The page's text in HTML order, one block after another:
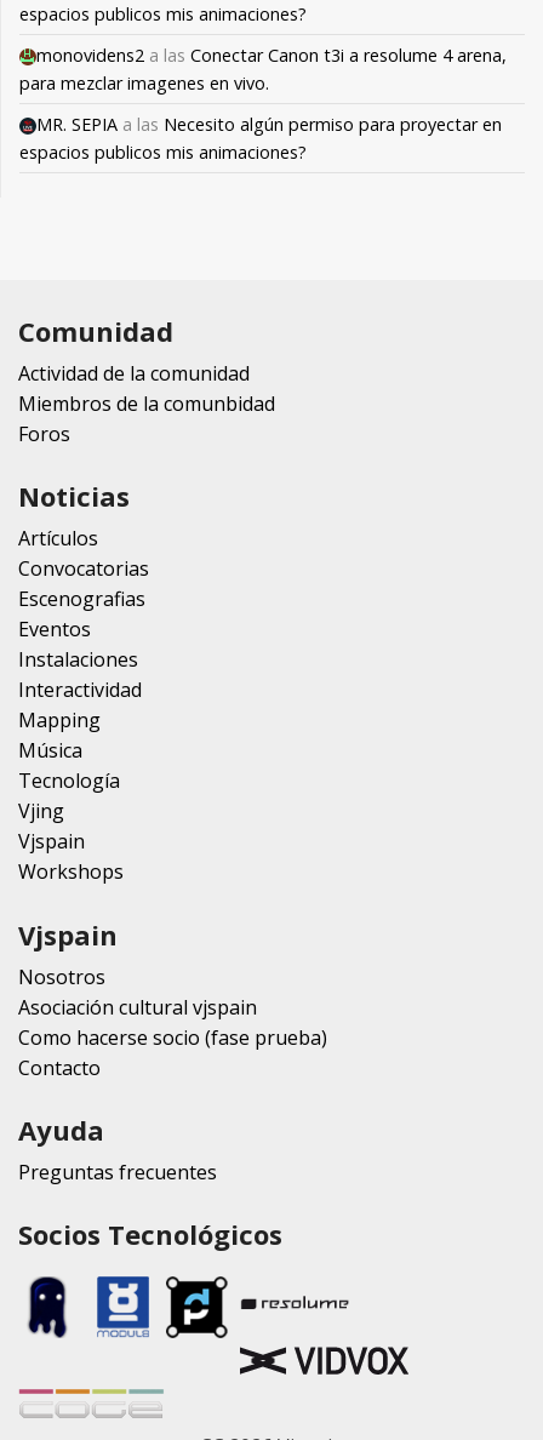
espacios publicos mis animaciones?
monovidens2 a las Conectar Canon t3i a resolume 4 arena,
para mezclar imagenes en vivo.
MR. SEPIA a las Necesito algún permiso para proyectar en
espacios publicos mis animaciones?
Comunidad
Actividad de la comunidad
Miembros de la comunbidad
Foros
Noticias
Artículos
Convocatorias
Escenografias
Eventos
Instalaciones
Interactividad
Mapping
Música
Tecnología
Vjing
Vjspain
Workshops
Vjspain
Nosotros
Asociación cultural vjspain
Como hacerse socio (fase prueba)
Contacto
Ayuda
Preguntas frecuentes
Socios Tecnológicos